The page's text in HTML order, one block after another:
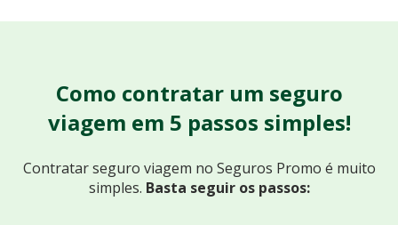
Como contratar um seguro
viagem em 5 passos simples!
Contratar seguro viagem no Seguros Promo é muito
simples. Basta seguir os passos: